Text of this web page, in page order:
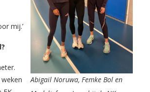
Abigail Noruwa, Femke Bol en
mij.’